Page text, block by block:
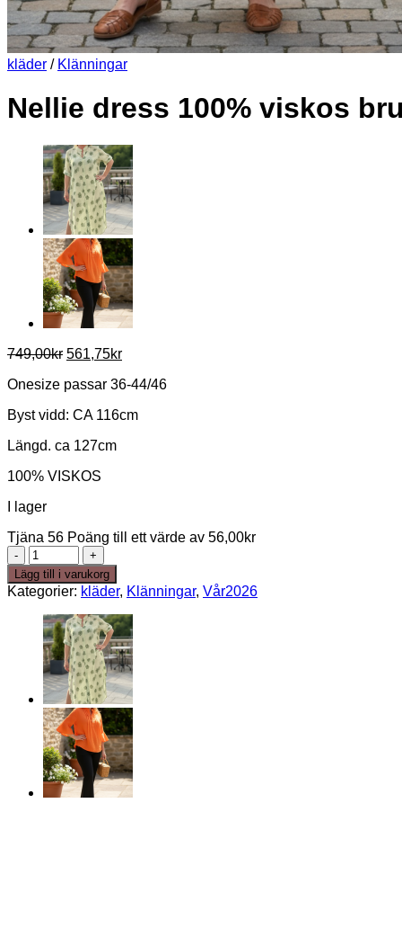
kläder / Klänningar
Nellie dress 100% viskos
749,00kr Det
priset
749,00kr.
561,75krDet
priset
561,75kr.
Onesize passar 36-44/46
Byst vidd: CA 116cm
Längd. ca 127cm
100% VISKOS
I lager
Tjäna 56 Poäng till ett värde av 56,00kr
Nellie
dress
100%
viskos
brun/beige
mängd
Lägg till i varukorg
Kategorier: kläder, Klänningar, Vår2026